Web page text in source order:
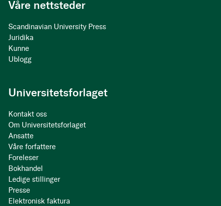
Våre nettsteder
Scandinavian University Press
Juridika
Kunne
Ublogg
Universitetsforlaget
Kontakt oss
Om Universitetsforlaget
Ansatte
Våre forfattere
Foreleser
Bokhandel
Ledige stillinger
Presse
Elektronisk faktura